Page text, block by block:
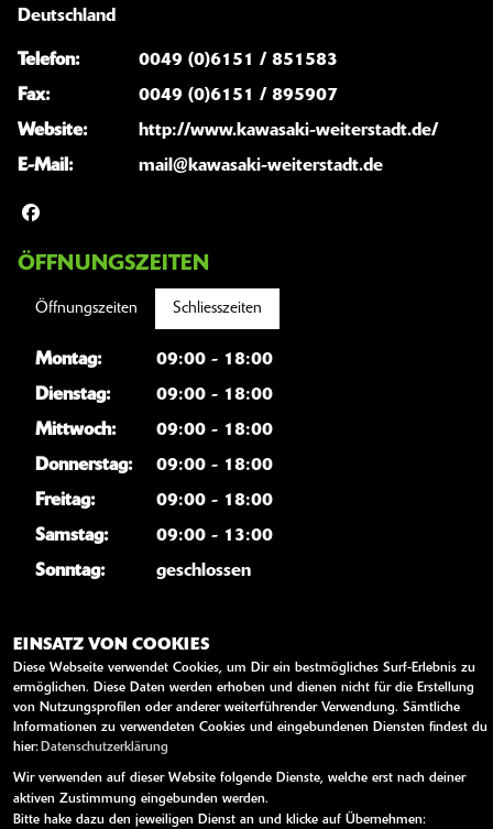
Deutschland
Telefon:
0049 (0)6151 / 851583
Fax:
0049 (0)6151 / 895907
Website:
http://www.kawasaki-weiterstadt.de/
E-Mail:
mail@kawasaki-weiterstadt.de
ÖFFNUNGSZEITEN
Öffnungszeiten Schliesszeiten
Montag:
09:00 - 18:00
Dienstag:
09:00 - 18:00
Mittwoch:
09:00 - 18:00
Donnerstag:
09:00 - 18:00
Freitag:
09:00 - 18:00
Samstag:
09:00 - 13:00
Sonntag:
geschlossen
WEITERE LINKS
Kawasaki News
Kawasaki Handbücher
Kawasaki Bekleidung
Kawasaki Merchandise
EINSATZ VON COOKIES
Diese Webseite verwendet Cookies, um Dir ein bestmögliches Surf-Erlebnis zu
ermöglichen. Diese Daten werden erhoben und dienen nicht für die Erstellung
von Nutzungsprofilen oder anderer weiterführender Verwendung. Sämtliche
Informationen zu verwendeten Cookies und eingebundenen Diensten findest du
hier: Datenschutzerklärung
Wir verwenden auf dieser Website folgende Dienste, welche erst nach deiner
aktiven Zustimmung eingebunden werden.
Bitte hake dazu den jeweiligen Dienst an und klicke auf Übernehmen: